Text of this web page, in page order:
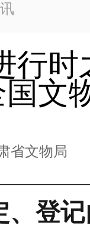
行
国文
省文物局
、登